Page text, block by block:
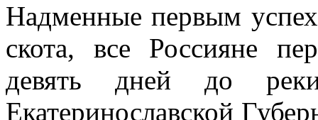
Надменные первым
скота, все Россияне
девять дней до
Екатеринославской